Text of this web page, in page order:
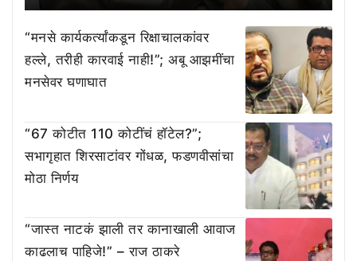
“मनसे कार्यकर्त्यांकडून रिक्षाचालकांवर
हल्ले, तरीही कारवाई नाही!”; अबू आझमींचा
मनसेवर घणाघात
“67 कोटीत 110 कोटींचं हॉटेल?”;
सभागृहात शिरसाटांवर गोंधळ, फडणवीसांचा
मोठा निर्णय
“जास्त नाटकं झाली तर कानाखाली आवाज
काढलाच पाहिजे!” – राज ठाकरे